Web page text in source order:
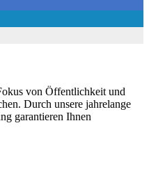
von Öffentlichkeit und
Durch unsere jahrelange
garantieren Ihnen